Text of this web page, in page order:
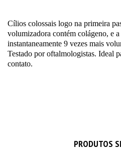
Cílios colossais logo na primeira
volumizadora contém colágeno, e
instantaneamente 9 vezes mais
Testado por oftalmologistas. Ideal
contato.
PRODUTOS